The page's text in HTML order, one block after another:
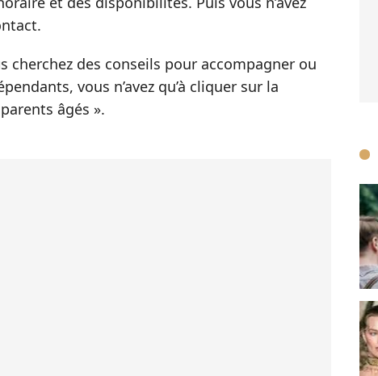
cherchez des conseils pour accompagner ou
vous n’avez qu’à cliquer sur la
âgés ».